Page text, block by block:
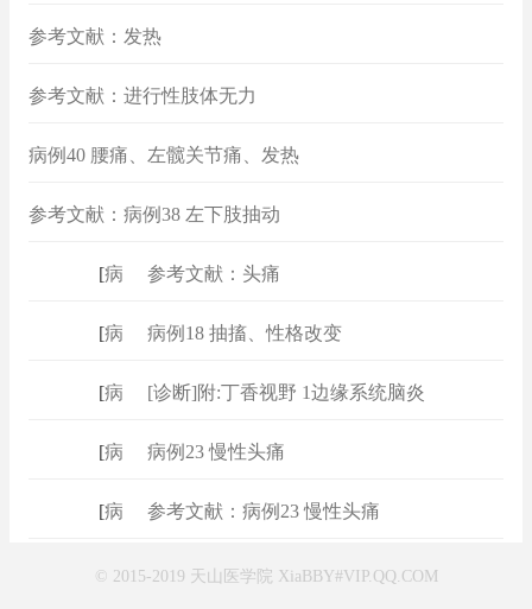
参考文献：发热
参考文献：进行性肢体无力
病例40 腰痛、左髋关节痛、发热
参考文献：病例38 左下肢抽动
病例 参考文献：头痛
病例 病例18 抽搐、性格改变
病例 [诊断]附:丁香视野 1边缘系统脑炎
病例 病例23 慢性头痛
病例 参考文献：病例23 慢性头痛
© 2015-2019 天山医学院 XiaBBY#VIP.QQ.COM